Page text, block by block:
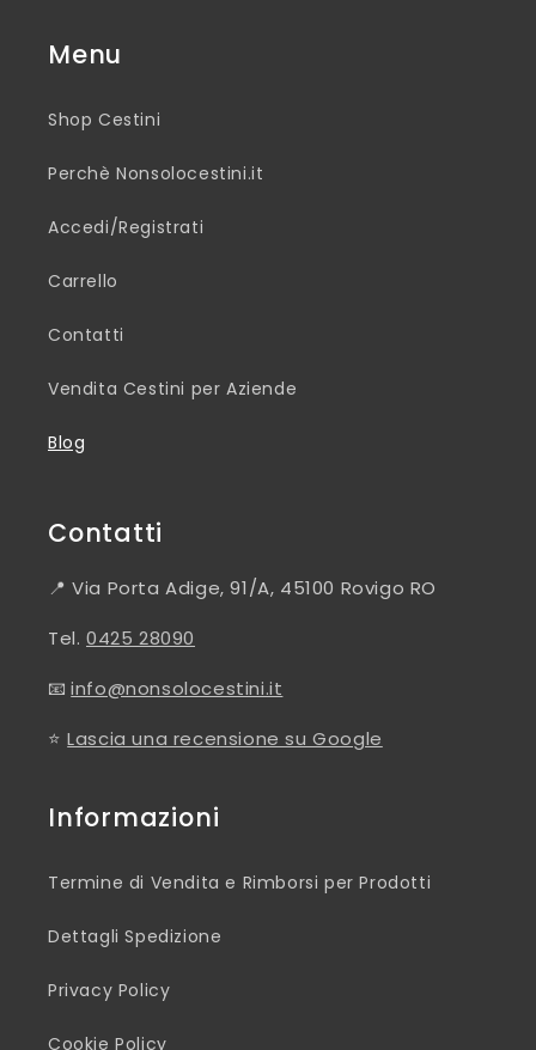
Menu
Shop Cestini
Perchè Nonsolocestini.it
Accedi/Registrati
Carrello
Contatti
Vendita Cestini per Aziende
Blog
Contatti
📍 Via Porta Adige, 91/A, 45100 Rovigo RO
Tel. 0425 28090
📧 info@nonsolocestini.it
⭐Lascia una recensione su Google
Informazioni
Termine di Vendita e Rimborsi per Prodotti
Dettagli Spedizione
Privacy Policy
Cookie Policy